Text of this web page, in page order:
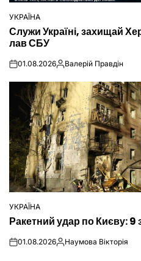
ОПУБЛІКУВАТИ
У
УКРАЇНА
Служи Україні, захищай
лав СБУ
on01.08.2026Опубліковано
Валерій Правдін
ОПУБЛІКУВАТИ
У
УКРАЇНА
Ракетний удар по Києву:
on01.08.2026Опубліковано
Наумова Вікторія